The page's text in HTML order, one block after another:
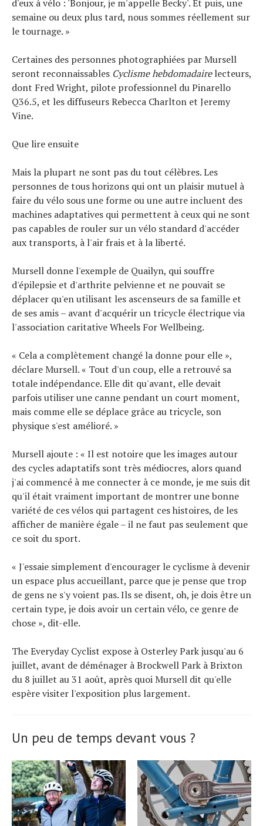
d'eux à vélo : 'Bonjour, je m'appelle Becky'. Et puis, une
semaine ou deux plus tard, nous sommes réellement sur
le tournage. »
Certaines des personnes photographiées par Mursell
seront reconnaissables Cyclisme hebdomadairelecteurs,
dont Fred Wright, pilote professionnel du Pinarello
Q36.5, et les diffuseurs Rebecca Charlton et Jeremy
Vine.
Que lire ensuite
Mais la plupart ne sont pas du tout célèbres. Les
personnes de tous horizons qui ont un plaisir mutuel à
faire du vélo sous une forme ou une autre incluent des
machines adaptatives qui permettent à ceux qui ne sont
pas capables de rouler sur un vélo standard d'accéder
aux transports, à l'air frais et à la liberté.
Mursell donne l'exemple de Quailyn, qui souffre
d'épilepsie et d'arthrite pelvienne et ne pouvait se
déplacer qu'en utilisant les ascenseurs de sa famille et
de ses amis – avant d'acquérir un tricycle électrique via
l'association caritative Wheels For Wellbeing.
« Cela a complètement changé la donne pour elle »,
déclare Mursell. « Tout d'un coup, elle a retrouvé sa
totale indépendance. Elle dit qu'avant, elle devait
parfois utiliser une canne pendant un court moment,
mais comme elle se déplace grâce au tricycle, son
physique s'est amélioré. »
Mursell ajoute : « Il est notoire que les images autour
des cycles adaptatifs sont très médiocres, alors quand
j'ai commencé à me connecter à ce monde, je me suis dit
qu'il était vraiment important de montrer une bonne
variété de ces vélos qui partagent ces histoires, de les
afficher de manière égale – il ne faut pas seulement que
ce soit du sport.
« J'essaie simplement d'encourager le cyclisme à devenir
un espace plus accueillant, parce que je pense que trop
de gens ne s'y voient pas. Ils se disent, oh, je dois être un
certain type, je dois avoir un certain vélo, ce genre de
chose », dit-elle.
The Everyday Cyclist expose à Osterley Park jusqu'au 6
juillet, avant de déménager à Brockwell Park à Brixton
du 8 juillet au 31 août, après quoi Mursell dit qu'elle
espère visiter l'exposition plus largement.
Un peu de temps devant vous ?